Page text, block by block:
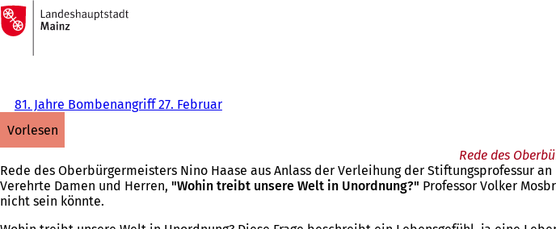
Inhalt anspringen
Zur
Startseite
81. Jahre Bombenangriff 27. Februar
vorlesen
Rede des
Rede des Oberbürgermeisters Nino Haase aus Anlass der Verleihung der Stiftungsprofessur an
Verehrte Damen und Herren, "Wohin treibt unsere Welt in Unordnung?" Professor Volker
nicht sein könnte.